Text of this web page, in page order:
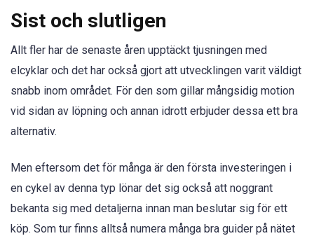
Sist och slutligen
Allt fler har de senaste åren upptäckt tjusningen med
elcyklar och det har också gjort att utvecklingen varit väldigt
snabb inom området. För den som gillar mångsidig motion
vid sidan av löpning och annan idrott erbjuder dessa ett bra
alternativ.
Men eftersom det för många är den första investeringen i
en cykel av denna typ lönar det sig också att noggrant
bekanta sig med detaljerna innan man beslutar sig för ett
köp. Som tur finns alltså numera många bra guider på nätet